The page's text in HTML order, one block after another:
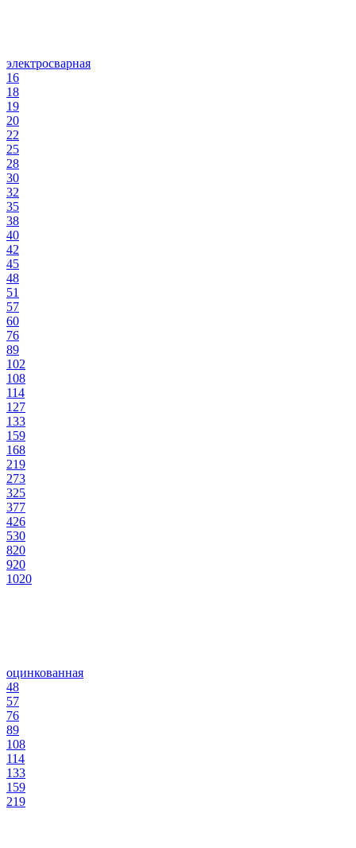
электросварная
16
18
19
20
22
25
28
30
32
35
38
40
42
45
48
51
57
60
76
89
102
108
114
127
133
159
168
219
273
325
377
426
530
820
920
1020
оцинкованная
48
57
76
89
108
114
133
159
219